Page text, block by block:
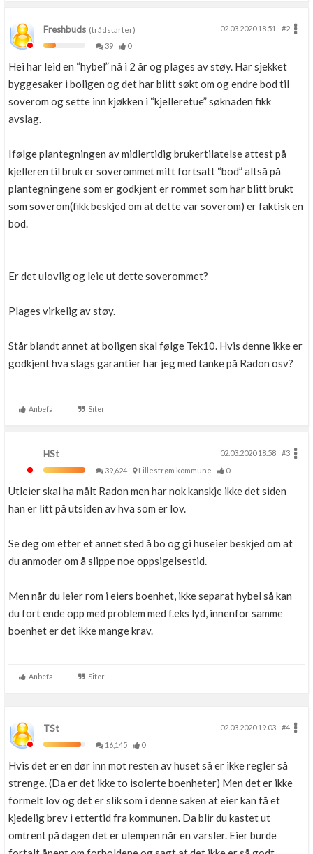
Freshbuds (trådstarter) 02.03.2020 18.51
#2
39
0
Hei har leid en “hybel” nå i 2 år og plages av støy. Har sjekket
byggesaker i boligen og det har blitt søkt om og endre bod til
soverom og sette inn kjøkken i “kjelleretue” søknaden fikk
avslag.
Ifølge plantegningen av midlertidig brukertilatelse attest på
kjelleren til bruk er soverommet mitt fortsatt “bod” altså på
plantegningene som er godkjent er rommet som har blitt brukt
som soverom(fikk beskjed om at dette var soverom) er faktisk en
bod.
Er det ulovlig og leie ut dette soverommet?
Plages virkelig av støy.
Står blandt annet at boligen skal følge Tek10. Hvis denne ikke er
godkjent hva slags garantier har jeg med tanke på Radon osv?
Anbefal Siter
HSt 02.03.2020 18.58
#3
39,624
Lillestrøm kommune 0
Utleier skal ha målt Radon men har nok kanskje ikke det siden
han er litt på utsiden av hva som er lov.
Se deg om etter et annet sted å bo og gi huseier beskjed om at
du anmoder om å slippe noe oppsigelsestid.
Men når du leier rom i eiers boenhet, ikke separat hybel så kan
du fort ende opp med problem med f.eks lyd, innenfor samme
boenhet er det ikke mange krav.
Anbefal Siter
TSt 02.03.2020 19.03
#4
16,145
0
Hvis det er en dør inn mot resten av huset så er ikke regler så
strenge. (Da er det ikke to isolerte boenheter) Men det er ikke
formelt lov og det er slik som i denne saken at eier kan få et
kjedelig brev i ettertid fra kommunen. Da blir du kastet ut
omtrent på dagen det er ulempen når en varsler. Eier burde